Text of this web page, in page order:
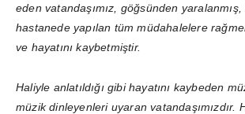
eden vatandaşımız, göğsünden yaralanmış,
hastanede yapılan tüm müdahalelere
ve hayatını kaybetmiştir.
Haliyle anlatıldığı gibi hayatını kaybeden
müzik dinleyenleri uyaran vatandaşımızdır.